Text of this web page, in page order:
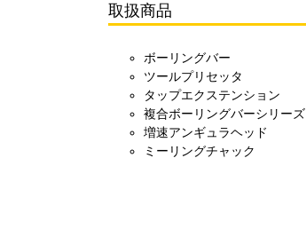
取扱商品
ボーリングバー
ツールプリセッタ
タップエクステンション
複合ボーリングバーシリーズ
増速アンギュラヘッド
ミーリングチャック